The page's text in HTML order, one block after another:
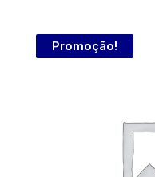
Promoção!